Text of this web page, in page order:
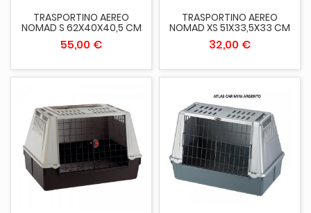
TRASPORTINO AEREO
NOMAD S 62X40X40,5 CM
55,00 €
TRASPORTINO AEREO
NOMAD XS 51X33,5X33 CM
32,00 €